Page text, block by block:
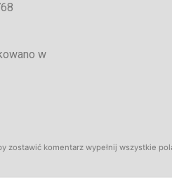
w
zostawić komentarz wypełnij wszystkie